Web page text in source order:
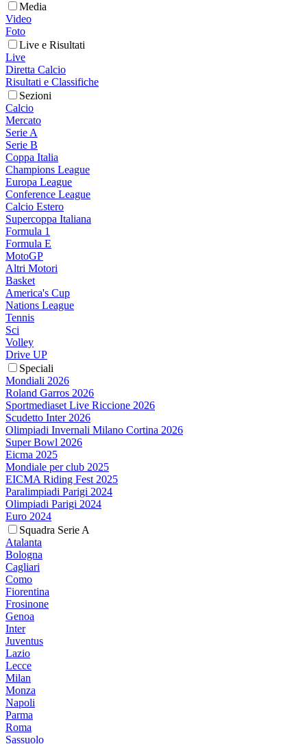
Media
Video
Foto
Live e Risultati
Live
Diretta Calcio
Risultati e Classifiche
Sezioni
Calcio
Mercato
Serie A
Serie B
Coppa Italia
Champions League
Europa League
Conference League
Calcio Estero
Supercoppa Italiana
Formula 1
Formula E
MotoGP
Altri Motori
Basket
America's Cup
Nations League
Tennis
Sci
Volley
Drive UP
Speciali
Mondiali 2026
Roland Garros 2026
Sportmediaset Live Riccione 2026
Scudetto Inter 2026
Olimpiadi Invernali Milano Cortina 2026
Super Bowl 2026
Eicma 2025
Mondiale per club 2025
EICMA Riding Fest 2025
Paralimpiadi Parigi 2024
Olimpiadi Parigi 2024
Euro 2024
Squadra Serie A
Atalanta
Bologna
Cagliari
Como
Fiorentina
Frosinone
Genoa
Inter
Juventus
Lazio
Lecce
Milan
Monza
Napoli
Parma
Roma
Sassuolo